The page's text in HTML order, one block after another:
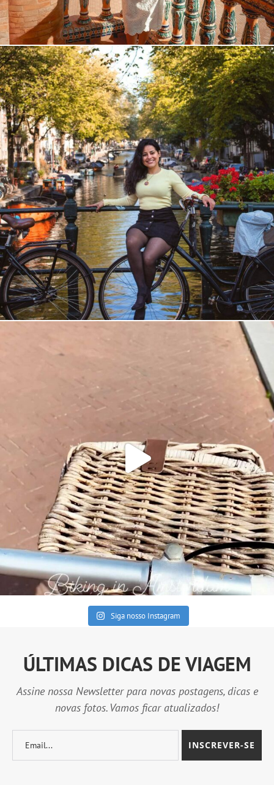
Siga nosso Instagram
ÚLTIMAS DICAS DE VIAGEM
Assine nossa Newsletter para novas postagens, dicas e
novas fotos. Vamos ficar atualizados!